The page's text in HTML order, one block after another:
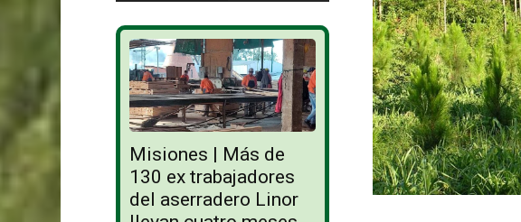
Misiones | Más de
130 ex trabajadores
del aserradero Linor